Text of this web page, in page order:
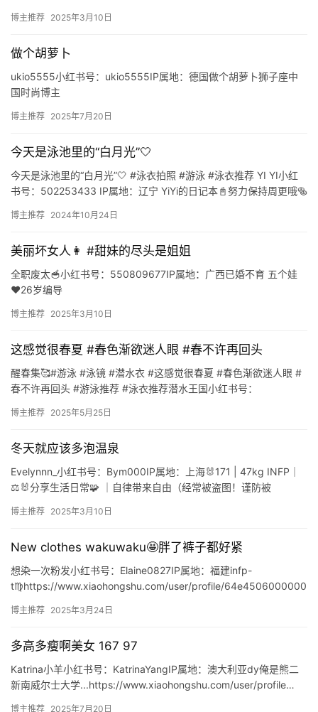
选
🎬
短
场
博主推荐 2025年3月10日
做个胡萝卜
ukio5555小红书号：ukio5555IP属地：德国做个胡萝卜狮子座中
国时尚博主
博主推荐 2025年7月20日
今天是泳池里的“白月光”🤍
今天是泳池里的“白月光”🤍 #泳衣拍照 #游泳 #泳衣推荐 YI YI小红
书号：502253433 IP属地：辽宁 YiYi的日记本📓努力保持周更哦🥯
博主推荐 2024年10月24日
美丽坏女人👩 #甜妹的尽头是姐姐
全职废太🥣小红书号：550809677IP属地：广西已婚不育 五个娃
♥️26岁编导
博主推荐 2025年3月10日
这感觉很春夏 #春色渐欲迷人眼 #春不许再回头
醒春集🥰#游泳 #泳镜 #潜水衣 #这感觉很春夏 #春色渐欲迷人眼 #
春不许再回头 #游泳推荐 #泳衣推荐潜水王国小红书号：
博主推荐 2025年5月25日
冬天就应该多泡温泉
Evelynnn_小红书号：Bym000IP属地：上海🐰171 | 47kg INFP｜
⚖️🐰分享生活日常🧩 ｜自律带来自由（经常被盗图！谨防被
博主推荐 2025年3月10日
New clothes wakuwaku🤩胖了裤子都好紧
想染一次粉发小红书号：Elaine0827IP属地：福建infp-
t♍️https://www.xiaohongshu.com/user/profile/64e4506000000
博主推荐 2025年3月24日
多高多瘦啊美女 167 97
Katrina小羊小红书号：KatrinaYangIP属地：澳大利亚dy俺是熊二
新南威尔士大学...https://www.xiaohongshu.com/user/profile…
博主推荐 2025年7月20日